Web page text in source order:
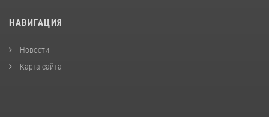
НАВИГАЦИЯ
Новости
Карта сайта